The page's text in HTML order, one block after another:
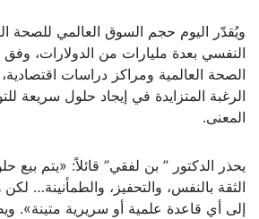
ويُقدّر اليوم حجم السوق العالمي للصحة
النفسي بعدة مليارات من الدولارات،
الصحة العالمية ومراكز دراسات اقتصادية،
الرغبة المتزايدة في إيجاد حلول سريعة
المعنى.
يحذر الدكتور ” بن لفقي” قائلاً: «يتم
الثقة بالنفس، والتحفيز، والطمأنينة…
إلى أي قاعدة علمية أو سريرية متينة».